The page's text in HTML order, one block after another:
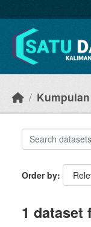
Order by
1 dataset